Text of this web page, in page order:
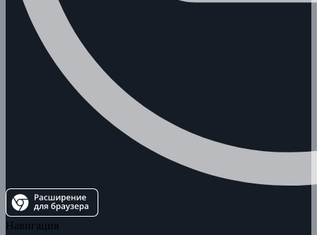
Навигация